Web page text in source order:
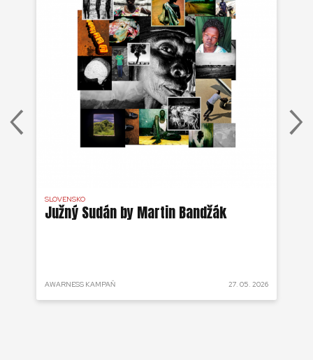
SLOVENSKO
Južný Sudán by Martin Bandžák
AWARNESS KAMPAŇ 27. 05. 2026